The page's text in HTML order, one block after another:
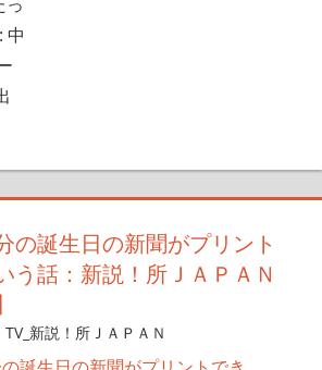
中
の誕生日の新聞がプリント
う話：新説！所ＪＡＰＡＮ
nanigoto
TV_新説！所ＪＡＰＡＮ